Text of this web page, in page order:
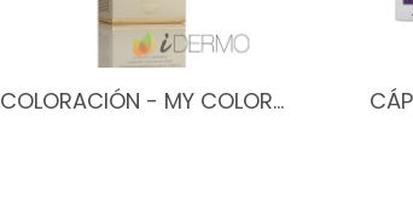
COLORACIÓN - MY COLOR…